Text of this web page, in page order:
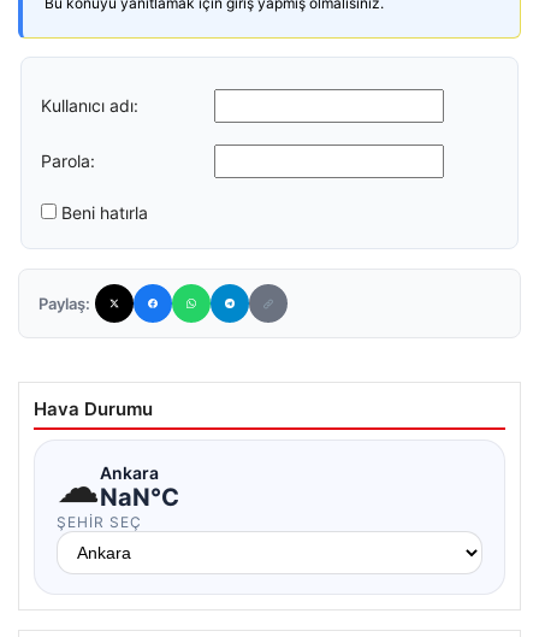
Kullanıcı adı:
Parola:
Beni hatırla
Paylaş:
Hava Durumu
☁Ankara
NaN°C
ŞEHIR SEÇ